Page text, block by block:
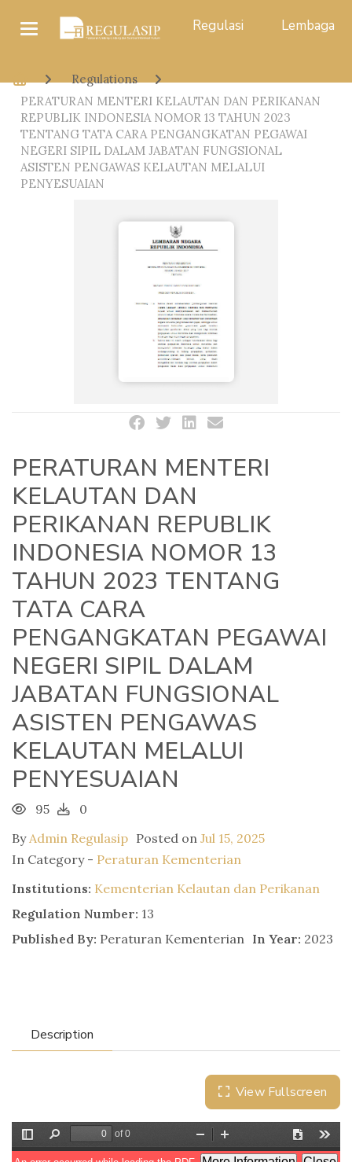
Regulasi Lembaga
Regulations
PERATURAN MENTERI KELAUTAN DAN PERIKANAN
REPUBLIK INDONESIA NOMOR 13 TAHUN 2023
TENTANG TATA CARA PENGANGKATAN PEGAWAI
NEGERI SIPIL DALAM JABATAN FUNGSIONAL
ASISTEN PENGAWAS KELAUTAN MELALUI
PENYESUAIAN
PERATURAN MENTERI
KELAUTAN DAN
PERIKANAN REPUBLIK
INDONESIA NOMOR 13
TAHUN 2023 TENTANG
TATA CARA
PENGANGKATAN PEGAWAI
NEGERI SIPIL DALAM
JABATAN FUNGSIONAL
ASISTEN PENGAWAS
KELAUTAN MELALUI
PENYESUAIAN
95
0
ByAdmin Regulasip Posted on Jul 15, 2025
In Category - Peraturan Kementerian
Institutions: Kementerian Kelautan dan Perikanan
Regulation Number: 13
Published By: Peraturan Kementerian In Year: 2023
Description
View Fullscreen